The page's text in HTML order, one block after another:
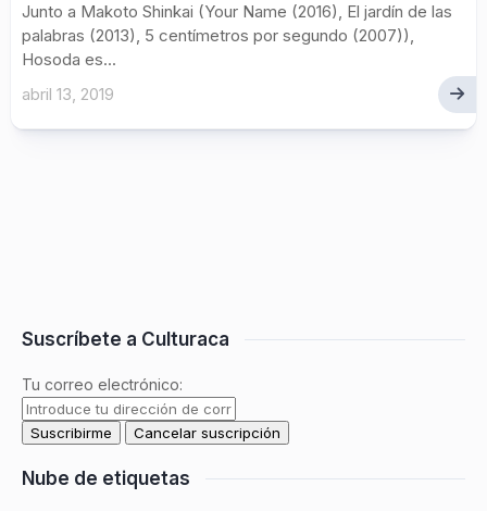
Junto a Makoto Shinkai (Your Name (2016), El jardín de las
palabras (2013), 5 centímetros por segundo (2007)),
Hosoda es...
abril 13, 2019
Suscríbete a Culturaca
Tu correo electrónico:
Nube de etiquetas